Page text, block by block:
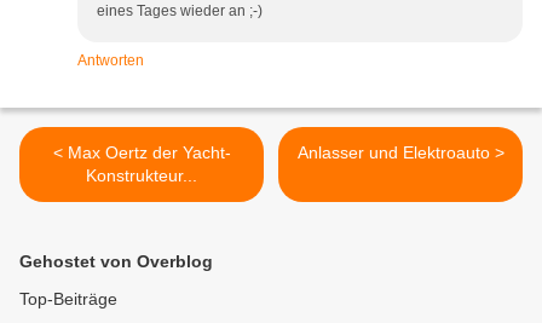
eines Tages wieder an ;-)
Antworten
< Max Oertz der Yacht-
Konstrukteur...
Anlasser und Elektroauto >
Gehostet von Overblog
Top-Beiträge